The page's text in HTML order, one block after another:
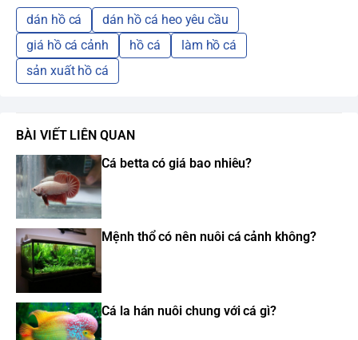
dán hồ cá
dán hồ cá heo yêu cầu
giá hồ cá cảnh
hồ cá
làm hồ cá
sản xuất hồ cá
BÀI VIẾT LIÊN QUAN
Cá betta có giá bao nhiêu?
Mệnh thổ có nên nuôi cá cảnh không?
Cá la hán nuôi chung với cá gì?